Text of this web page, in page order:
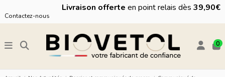
Livraison offerte en point relais dès 39,90€
Contactez-nous
0